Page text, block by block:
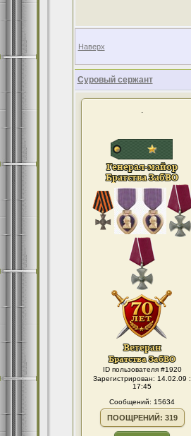
Наверх
Суровый сержант
.
ID пользователя #1920
Зарегистрирован: 14.02.09 :
17:45
Сообщений: 15634
ПООЩРЕНИЙ: 319